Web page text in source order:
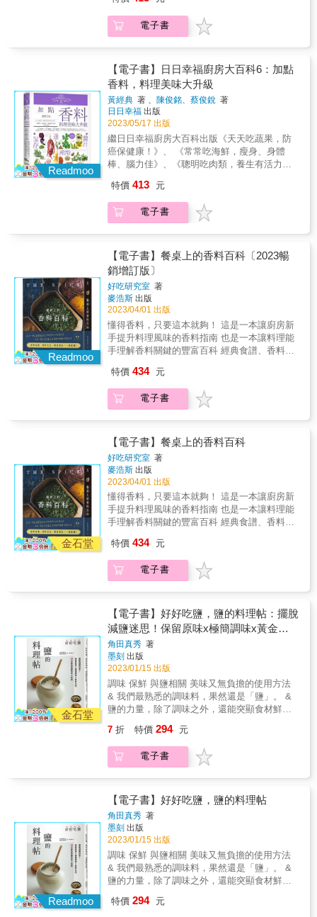
上手， 廚藝高手更能聰明活用！ 本書特色 特
色1：740道醬料食譜史上最多！ 不論搭配海鮮
肉類、蔬菜沙拉主食鍋物，或是拌、沾、淋、
酸甜辣鹹鮮口感標示！ 每一道食譜都有酸甜辣
鹹鮮香的標示，製作前就能預先清楚入口時的
味道，口感不再踩雷。 特色3：一菜多吃的祕
訣完整收錄！ 海鮮、肉類、各式蔬菜或是米飯
麵食，甚至鍋物湯底，用醬料做靈活變化，既
簡單又省時。 特色4：主廚的美味配方比例公
開！ 把專業祕訣簡單化，從基本調味料、基本
醬汁配方到醬汁濃度的調整撇步，這一本就足
的醬料有畫龍點睛的效果，能讓桌上菜餚更加
美》、《善用南北貨，嘗百鮮、易保存，天天
享美味》， 再度推出值得收藏、回味無窮，
「香料」百科鉅作。 由阿發師、林美慧、梁幼
&times;64款實用調料&times;90道料理， 蒐錄
並介紹各種香料的種類、使用方法與保存方
式， 與最適合的烹調法，並且調製成各式調味
料， 輕鬆烹調出中式、西式、南洋料理， 香氣
四溢，美味更加分！ 如何讓廚房與餐桌上的料
理風味更上一層級？「加點香料」絕對是你的
最佳選擇！各種香料不只能賦予香氣、增添風
味，還是最天然的調色幫手。可以幫助你的料
理展現出全新的滋味與風情。 而大家所困擾的
香料應該如何辨識、保存，發揮香料的優點？
調製而成的調味料，並用運在膾炙人口的中
式、西式、南洋料理中，所有困惑迎刃而解，
從此廚房充滿香料芬芳，餐桌滿滿的豐富好滋
實用調料&times;90道料理 深入了解市面上常
見的香料，並且每一種香料皆描述適合的烹調
法，並學會調製多款實用調味料，烹調出中
西、南洋多元料理。 ◎特色2：香料完整身份
介紹 提供香料英文名稱、學名俗名、主要產
國、外觀、氣味特徵和保存方式，與適合的烹
調法等，讓您更清楚如何運用於烹調。 ◎特色
3：清楚標示烹調時間與火候 每道醬汁、食譜
嚀，搭配詳細步驟圖呈現，簡單易學、複製美
相關料理索引，閱讀容易、貼心超實用，立刻
可以找到想要學習的各國料理，並且能充分運
用所有香料。 &
電子書
Readmoo
【電子書】日日幸福廚房大百科6：加點
香料，料理美味大升級
黃經典 著 、陳俊銘、蔡俊銳 著
日日幸福 出版
2023/05/17 出版
繼日日幸福廚房大百科出版《天天吃蔬果，防
癌保健康！》、 《常常吃海鮮，瘦身、身體
棒、腦力佳》、《聰明吃肉類，養生有活力，
美》、《善用南北貨，嘗百鮮、易保存，天天
享美味》， 再度推出值得收藏、回味無窮，
「香料」百科鉅作。 由阿發師、林美慧、梁幼
&times;64款實用調料&times;90道料理， 蒐錄
並介紹各種香料的種類、使用方法與保存方
式， 與最適合的烹調法，並且調製成各式調味
料， 輕鬆烹調出中式、西式、南洋料理， 香氣
四溢，美味更加分！ 如何讓廚房與餐桌上的料
理風味更上一層級？「加點香料」絕對是你的
最佳選擇！各種香料不只能賦予香氣、增添風
味，還是最天然的調色幫手。可以幫助你的料
理展現出全新的滋味與風情。 而大家所困擾的
香料應該如何辨識、保存，發揮香料的優點？
調製而成的調味料，並用運在膾炙人口的中
式、西式、南洋料理中，所有困惑迎刃而解，
從此廚房充滿香料芬芳，餐桌滿滿的豐富好滋
實用調料&times;90道料理 深入了解市面上常
見的香料，並且每一種香料皆描述適合的烹調
法，並學會調製多款實用調味料，烹調出中
西、南洋多元料理。 ◎特色2：香料完整身份
介紹 提供香料英文名稱、學名俗名、主要產
國、外觀、氣味特徵和保存方式，與適合的烹
調法等，讓您更清楚如何運用於烹調。 ◎特色
皆標示食用份量、烹調時間和火候、主廚叮
嚀，搭配詳細步驟圖呈現，簡單易學、複製美
味百分百。 ◎特色4：貼心食材索引 附食材與
用所有香料。 &
特價 413 元
電子書
Readmoo
【電子書】餐桌上的香料百科〔2023暢
銷增訂版〕
好吃研究室 著
麥浩斯 出版
2023/04/01 出版
懂得香料，只要這本就夠！ 這是一本讓廚房新
手提升料理風味的香料指南 也是一本讓料理能
手理解香料關鍵的豐富百科 經典食譜、香料文
關鍵風味，從香料用法更能看到各地的風味縮
影；日常飲食中香料無處不在，於廚房裡、餐
桌上隨時豐富著我們的味覺體驗，但你是不是
辨識、增香、調味等面向，詳解香料特色、複
方搭配與烹調技巧；並延伸143道以香料提引美
味的料理，從經典菜式到創新應用，教你煮製
出道地風味。 ｜本書特色｜ ✦96種香料圖鑑
&mdash;&mdash;相似品項一次搞懂 大茴香、
小茴香、藏茴香、甜茴香總是分不清，蒔蘿和
茴香怎麼那麼像！南薑和薑黃有什麼差別？詳
實圖解香料的各種面向，一次看到新鮮香草、
乾燥香料、原片或粉狀的不同，區辨易搞混品
味都來自於綜合香料，與實用的香料油、醋、
糖等，如Garam masala、美式肯瓊香料、七味
粉、羅望子醬⋯⋯，跟著這些配方，你將更理
解香料組成與風味變化的關係。 ✦143道家常商
用皆可參考的香料菜式 香料使用是一場有趣的
料理實驗，茴香適合海鮮，山椒可去肉腥，奶
製品加肉豆蔻風味特別好，新鮮、乾燥、單
方、複方香料皆能帶來不同效果；不知道怎麼
搭配嗎？書中收錄了歐美、南洋、印度、台
式、日式等多樣化的香氣料理，並提供坦都里
烤雞、馬賽濃湯、新加坡白胡椒蟹等經典食
譜。 ✦用天然的植物調味 不論新鮮或乾燥，香
與染料。印度咖哩裡鮮豔的黃色，正是薑黃的
功勞；擔心羊肉的騷味，可用迷迭香或薰衣草
來平衡；想讓食物多點不一樣的香氣，就試試
精選 中式香料是日常裡我們最熟悉的味道，針
對常用品項，將有進階介紹；東南亞香料則是
跟著新住民帶來的異國滋味，一起走訪全台東
南亞香料街，並從植物學的角度來認識香氣獨
特的東南亞香料們。 ✦由文化上理解，從
「吃」進展到「品味」 理解香料，就是理解一
個國家對味道的觀點。在三杯雞裡加九層塔、
在剛盛好的麵線撒上香菜，是台灣人慣常的香
料用法，那歐美、印度、東南亞人又是怎麼看
特價 434 元
電子書
金石堂
【電子書】餐桌上的香料百科
好吃研究室 著
麥浩斯 出版
2023/04/01 出版
懂得香料，只要這本就夠！ 這是一本讓廚房新
手提升料理風味的香料指南 也是一本讓料理能
手理解香料關鍵的豐富百科 經典食譜、香料文
關鍵風味，從香料用法更能看到各地的風味縮
影；日常飲食中香料無處不在，於廚房裡、餐
桌上隨時豐富著我們的味覺體驗，但你是不是
辨識、增香、調味等面向，詳解香料特色、複
方搭配與烹調技巧；並延伸143道以香料提引美
味的料理，從經典菜式到創新應用，教你煮製
出道地風味。 ｜本書特色｜ ✦96種香料圖鑑
&mdash;&mdash;相似品項一次搞懂 大茴香、
小茴香、藏茴香、甜茴香總是分不清，蒔蘿和
茴香怎麼那麼像！南薑和薑黃有什麼差別？詳
實圖解香料的各種面向，一次看到新鮮香草、
乾燥香料、原片或粉狀的不同，區辨易搞混品
種。 ✦從複方成為調香高手 許多迷人複雜的風
糖等，如Garam masala、美式肯瓊香料、七味
粉、羅望子醬⋯⋯，跟著這些配方，你將更理
解香料組成與風味變化的關係。 ✦143道家常商
料理實驗，茴香適合海鮮，山椒可去肉腥，奶
製品加肉豆蔻風味特別好，新鮮、乾燥、單
方、複方香料皆能帶來不同效果；不知道怎麼
搭配嗎？書中收錄了歐美、南洋、印度、台
式、日式等多樣化的香氣料理，並提供坦都里
烤雞、馬賽濃湯、新加坡白胡椒蟹等經典食
譜。 ✦用天然的植物調味 不論新鮮或乾燥，香
與染料。印度咖哩裡鮮豔的黃色，正是薑黃的
特價 434 元
電子書
金石堂
【電子書】好好吃鹽，鹽的料理帖：擺脫
減鹽迷思！保留原味x極簡調味x黃金比
例，90品最佳用鹽的安心料理
角田真秀 著
墨刻 出版
2023/01/15 出版
調味 保鮮 與鹽相關 美味又無負擔的使用方法
& 我們最熟悉的調味料，果然還是「鹽」。 &
鹽的力量，除了調味之外，還能突顯食材鮮
的重要功能！ 其實回歸食材原味，不管做什麼
料理，只撒上適量的鹽就很美味！ 認識鹽的基
本常識、使用比例後，就能輕鬆安排每日菜
作能讓自己與家人放鬆的料理就已經足夠。 &
打開本書，就讓我們來探索「鹽」的可能性
吧！ & ・只用鹽來調味x 32品 鹽煎、鹽炒、鹽
拌、鹽煮、鹽蒸，不同食材對應不同的料理手
法，引出食材本身的美味就是這麼簡單！ & ・
加鹽搓揉醃漬x28品 家庭配菜輕鬆做，剩下的
食材、多買的乾貨，只要加點鹽多個步驟，就
能做成常備菜，放在冰箱想吃隨時都有！ & ・
鹽水調理法x30品 原來這樣做，就能保持蔬菜
7 折 特價 294 元
電子書
Readmoo
【電子書】好好吃鹽，鹽的料理帖
角田真秀 著
墨刻 出版
2023/01/15 出版
調味 保鮮 與鹽相關 美味又無負擔的使用方法
& 我們最熟悉的調味料，果然還是「鹽」。 &
鹽的力量，除了調味之外，還能突顯食材鮮
的重要功能！ 其實回歸食材原味，不管做什麼
特價 294 元